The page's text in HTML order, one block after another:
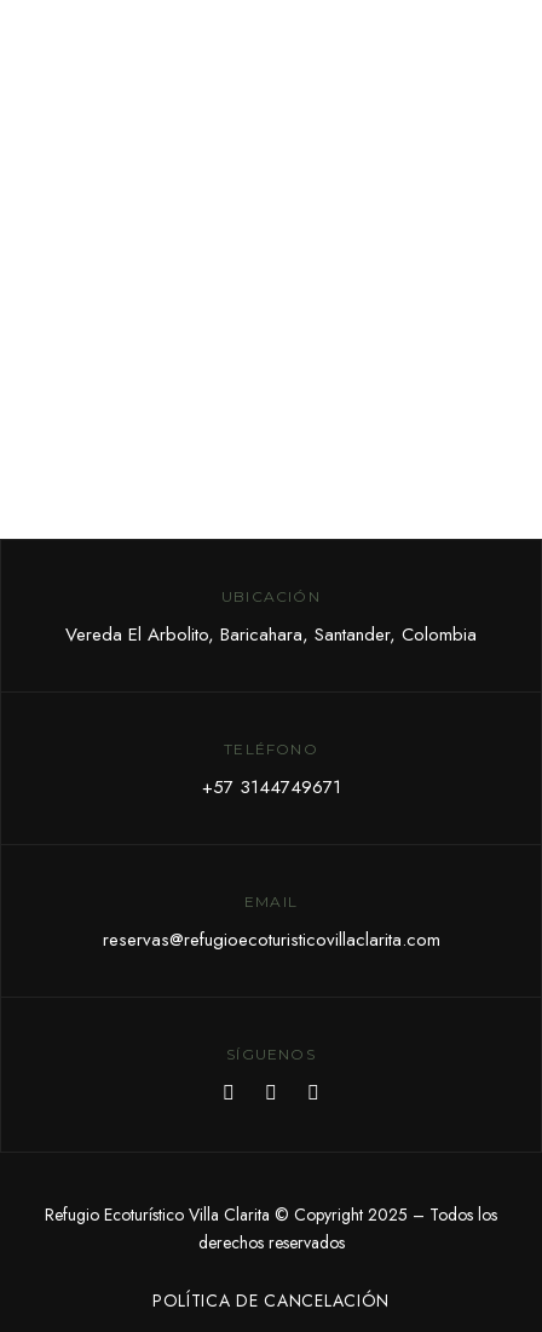
UBICACIÓN
Vereda El Arbolito, Baricahara, Santander, Colombia
TELÉFONO
+57 3144749671
EMAIL
reservas@refugioecoturisticovillaclarita.com
SÍGUENOS
Refugio Ecoturístico Villa Clarita © Copyright 2025 – Todos los
derechos reservados
POLÍTICA DE CANCELACIÓN